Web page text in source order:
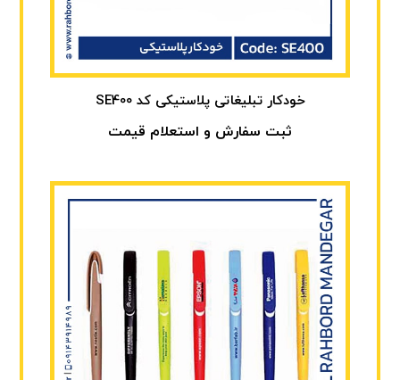
خودکار تبلیغاتی پلاستیکی کد SE400
ثبت سفارش و استعلام قیمت